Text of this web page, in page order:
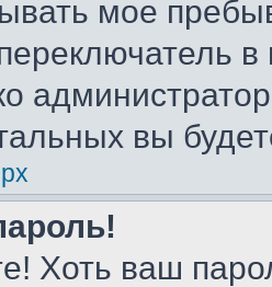
мое
вы
Хоть ваш